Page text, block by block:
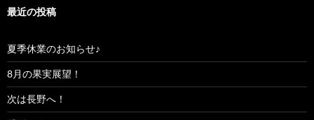
最近の投稿
夏季休業のお知らせ♪
8月の果実展望！
次は長野へ！